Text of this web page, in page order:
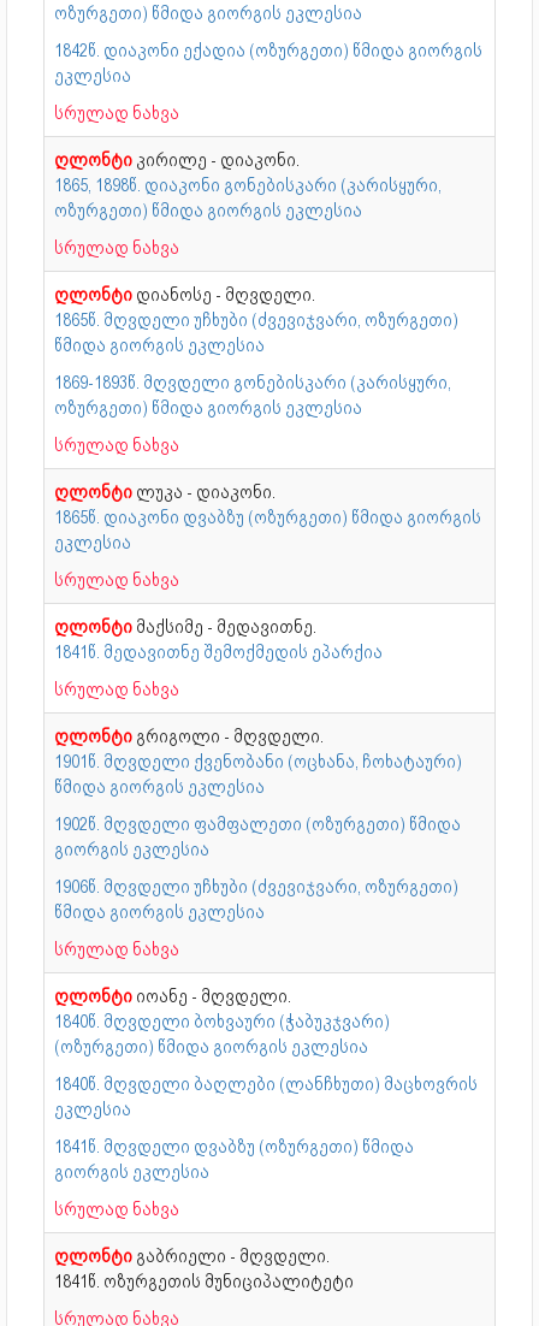
ოზურგეთი) წმიდა გიორგის ეკლესია
1842წ. დიაკონი ექადია (ოზურგეთი) წმიდა გიორგის
ეკლესია
სრულად ნახვა
ღლონტი კირილე - დიაკონი.
1865, 1898წ. დიაკონი გონებისკარი (კარისყური,
ოზურგეთი) წმიდა გიორგის ეკლესია
სრულად ნახვა
ღლონტი დიანოსე - მღვდელი.
1865წ. მღვდელი უჩხუბი (ძვევიჯვარი, ოზურგეთი)
წმიდა გიორგის ეკლესია
1869-1893წ. მღვდელი გონებისკარი (კარისყური,
ოზურგეთი) წმიდა გიორგის ეკლესია
სრულად ნახვა
ღლონტი ლუკა - დიაკონი.
1865წ. დიაკონი დვაბზუ (ოზურგეთი) წმიდა გიორგის
ეკლესია
სრულად ნახვა
ღლონტი მაქსიმე - მედავითნე.
1841წ. მედავითნე შემოქმედის ეპარქია
სრულად ნახვა
ღლონტი გრიგოლი - მღვდელი.
1901წ. მღვდელი ქვენობანი (ოცხანა, ჩოხატაური)
წმიდა გიორგის ეკლესია
1902წ. მღვდელი ფამფალეთი (ოზურგეთი) წმიდა
გიორგის ეკლესია
1906წ. მღვდელი უჩხუბი (ძვევიჯვარი, ოზურგეთი)
წმიდა გიორგის ეკლესია
სრულად ნახვა
ღლონტი იოანე - მღვდელი.
1840წ. მღვდელი ბოხვაური (ჭაბუკჯვარი)
(ოზურგეთი) წმიდა გიორგის ეკლესია
1840წ. მღვდელი ბაღლები (ლანჩხუთი) მაცხოვრის
ეკლესია
1841წ. მღვდელი დვაბზუ (ოზურგეთი) წმიდა
გიორგის ეკლესია
სრულად ნახვა
ღლონტი გაბრიელი - მღვდელი.
1841წ. ოზურგეთის მუნიციპალიტეტი
სრულად ნახვა